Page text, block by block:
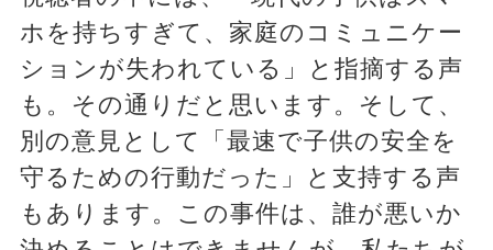
ホを持ちすぎて、家庭のコミュニケー
ションが失われている」と指摘する声
も。その通りだと思います。そして、
別の意見として「最速で子供の安全を
守るための行動だった」と支持する声
もあります。この事件は、誰が悪いか